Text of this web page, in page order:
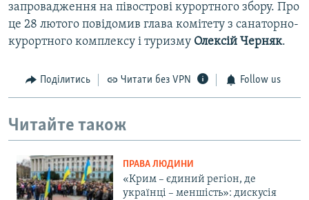
запровадження на півострові курортного збору. Про
це 28 лютого повідомив глава комітету з санаторно-
курортного комплексу і туризму Олексій Черняк.
Поділитись Читати без VPN Follow us
Читайте також
ПРАВА ЛЮДИНИ
«Крим – єдиний регіон, де
українці – меншість»: дискусія